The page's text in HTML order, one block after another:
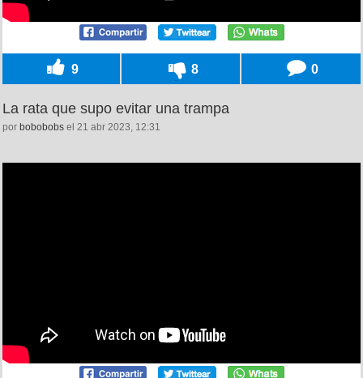
9 8 0
La rata que supo evitar una trampa
por bobobobs el 21 abr 2023, 12:31